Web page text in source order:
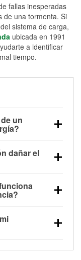
fallas inesperadas
de una tormenta. Si
sistema de carga,
ubicada en 1991
a identificar
tiempo.
un
un tiempo
el vehículo
para
dañar el
y pueden
provocar una
son
y más